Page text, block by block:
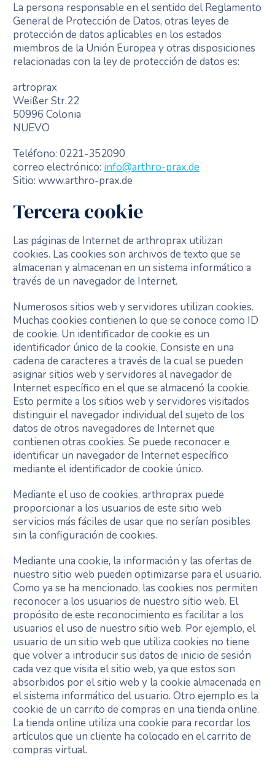
La persona responsable en el sentido del Reglamento
General de Protección de Datos, otras leyes de
protección de datos aplicables en los estados
miembros de la Unión Europea y otras disposiciones
relacionadas con la ley de protección de datos es:
artroprax
Weißer Str.22
50996 Colonia
NUEVO
Teléfono: 0221-352090
correo electrónico: info@arthro-prax.de
Sitio: www.arthro-prax.de
Tercera cookie
Las páginas de Internet de arthroprax utilizan
cookies. Las cookies son archivos de texto que se
almacenan y almacenan en un sistema informático a
través de un navegador de Internet.
Numerosos sitios web y servidores utilizan cookies.
Muchas cookies contienen lo que se conoce como ID
de cookie. Un identificador de cookie es un
identificador único de la cookie. Consiste en una
cadena de caracteres a través de la cual se pueden
asignar sitios web y servidores al navegador de
Internet específico en el que se almacenó la cookie.
Esto permite a los sitios web y servidores visitados
distinguir el navegador individual del sujeto de los
datos de otros navegadores de Internet que
contienen otras cookies. Se puede reconocer e
identificar un navegador de Internet específico
mediante el identificador de cookie único.
Mediante el uso de cookies, arthroprax puede
proporcionar a los usuarios de este sitio web
servicios más fáciles de usar que no serían posibles
sin la configuración de cookies.
Mediante una cookie, la información y las ofertas de
nuestro sitio web pueden optimizarse para el usuario.
Como ya se ha mencionado, las cookies nos permiten
reconocer a los usuarios de nuestro sitio web. El
propósito de este reconocimiento es facilitar a los
usuarios el uso de nuestro sitio web. Por ejemplo, el
usuario de un sitio web que utiliza cookies no tiene
que volver a introducir sus datos de inicio de sesión
cada vez que visita el sitio web, ya que estos son
absorbidos por el sitio web y la cookie almacenada en
el sistema informático del usuario. Otro ejemplo es la
cookie de un carrito de compras en una tienda online.
La tienda online utiliza una cookie para recordar los
artículos que un cliente ha colocado en el carrito de
compras virtual.